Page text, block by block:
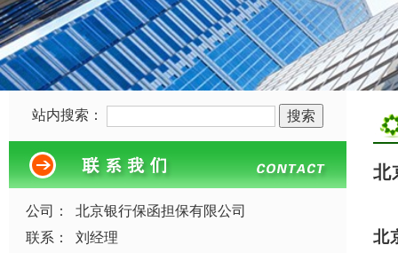
站内搜索：
公司：
北京银行保函担保有限公司
联系：
刘经理
北
北